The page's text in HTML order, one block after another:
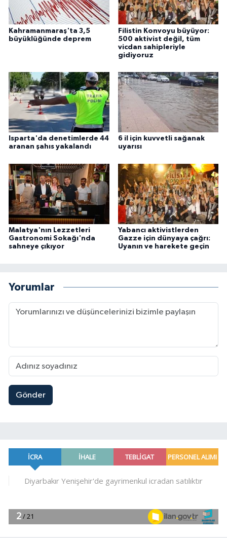
Kahramanmaraş'ta 3,5
büyüklüğünde deprem
Filistin Konvoyu büyüyor:
500 aktivist değil, tüm
vicdan sahipleriyle
gidiyoruz
Isparta'da denetimlerde 44
aranan şahıs yakalandı
6 il için kuvvetli sağanak
uyarısı
Malatya'nın Lezzetleri
Gastronomi Sokağı'nda
sahneye çıkıyor
Yabancı aktivistlerden
Gazze için dünyaya çağrı:
Uyanın ve harekete geçin
Yorumlar
Gönder